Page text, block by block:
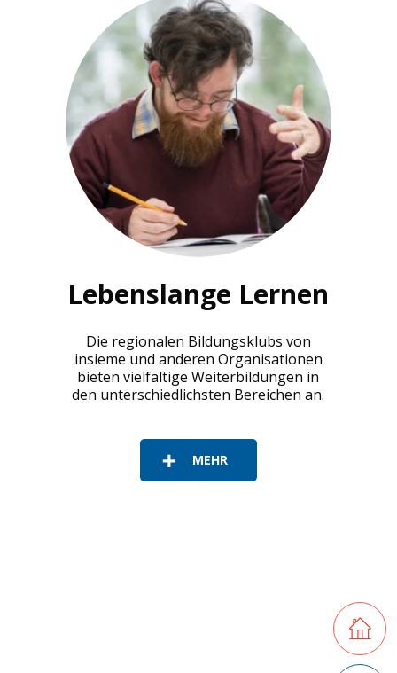
Lebenslange Lernen
Die regionalen Bildungsklubs von
insieme und anderen Organisationen
bieten vielfältige Weiterbildungen in
den unterschiedlichsten Bereichen an.
MEHR